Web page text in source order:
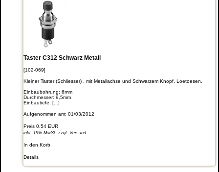
Taster C312 Schwarz Metall
[102-069]
Kleiner Taster (Schliesser) , mit Metallachse und Schwarzem Knopf, Loetoesen.
Einbaubohrung: 6mm
Durchmesser: 9,5mm
Einbautiefe: [...]
Aufgenommen am: 01/03/2012
Preis 0.54 EUR
inkl. 19% MwSt. zzgl. Versand
In den Korb
Details